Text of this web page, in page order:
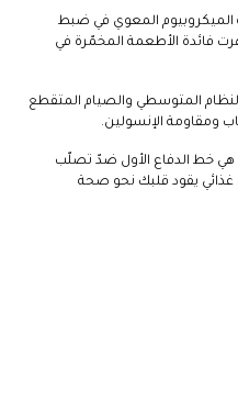
عام 2025 على أهمية الميكروبيوم المعوي في ضبط
فائدة الأطعمة المخمّرة في
المتوسطي والصيام المتقطع
ومقاومة الإنسولين.
هي خط الدفاع الأول ضدّ تصلّب
غذائي يقود قلبك نحو صحة